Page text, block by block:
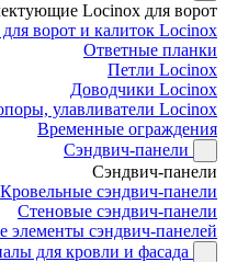
Locinox для ворот
ворот и калиток Locinox
Ответные планки
Петли Locinox
Доводчики Locinox
улавливатели Locinox
Временные ограждения
Сэндвич-панели
Сэндвич-панели
Кровельные сэндвич-панели
Стеновые сэндвич-панели
элементы сэндвич-панелей
для кровли и фасада